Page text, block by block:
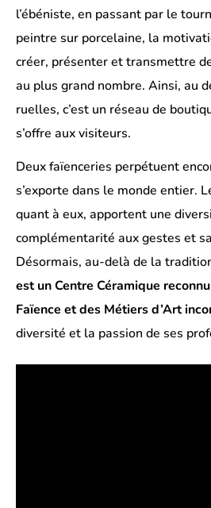
l’ébéniste, en passant par le
peintre sur porcelaine, la
créer, présenter et transmettre
au plus grand nombre. Ainsi, au
ruelles, c’est un réseau de
s’offre aux visiteurs.
Deux faïenceries perpétuent
s’exporte dans le monde entier.
quant à eux, apportent une
complémentarité aux gestes et
Désormais, au-delà de la
est un Centre Céramique reconnu
Faïence et des Métiers d’Art
diversité et la passion de ses